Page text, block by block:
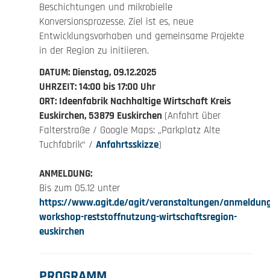
Beschichtungen und mikrobielle
Konversionsprozesse. Ziel ist es, neue
Entwicklungsvorhaben und gemeinsame Projekte
in der Region zu initiieren.
DATUM: Dienstag, 09.12.2025
UHRZEIT: 14:00 bis 17:00 Uhr
ORT: Ideenfabrik Nachhaltige Wirtschaft Kreis
Euskirchen, 53879 Euskirchen (Anfahrt über
Falterstraße / Google Maps: „Parkplatz Alte
Tuchfabrik“ / Anfahrtsskizze)
ANMELDUNG:
Bis zum 05.12 unter
https://www.agit.de/agit/veranstaltungen/
workshop-reststoffnutzung-wirtschaftsregion-
euskirchen